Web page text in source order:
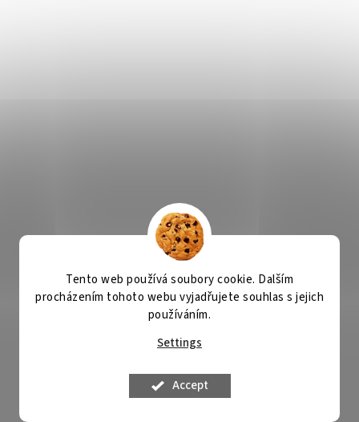
Tento web používá soubory cookie. Dalším
procházením tohoto webu vyjadřujete souhlas s jejich
používáním.
Settings
Accept